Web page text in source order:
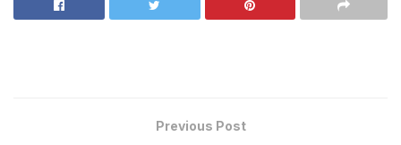
Previous Post